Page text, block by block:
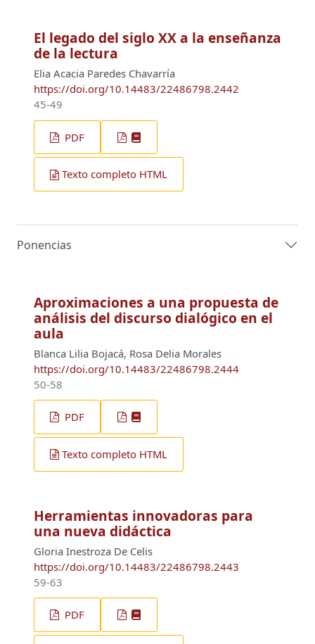
El legado del siglo XX a la enseñanza
de la lectura
Elia Acacia Paredes Chavarría
https://doi.org/10.14483/22486798.2442
45-49
PDF
Texto completo HTML
Ponencias
Aproximaciones a una propuesta de
análisis del discurso dialógico en el
aula
Blanca Lilia Bojacá, Rosa Delia Morales
https://doi.org/10.14483/22486798.2444
50-58
PDF
Texto completo HTML
Herramientas innovadoras para
una nueva didáctica
Gloria Inestroza De Celis
https://doi.org/10.14483/22486798.2443
59-63
PDF